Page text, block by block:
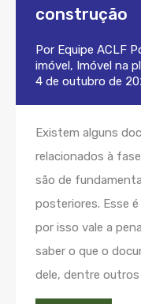
construção
Por Equipe ACLF
imóvel, Imóvel na
4 de outubro de
Existem alguns
relacionados à
são de
posteriores. Esse
por isso vale a
saber o que o
dele, dentre